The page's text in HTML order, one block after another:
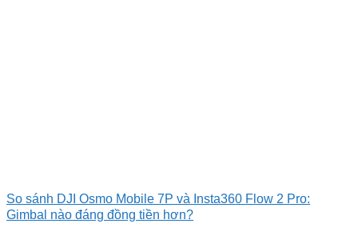
So sánh DJI Osmo Mobile 7P và Insta360 Flow 2 Pro:
Gimbal nào đáng đồng tiền hơn?